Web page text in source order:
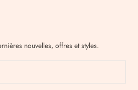
nouvelles, offres et styles.